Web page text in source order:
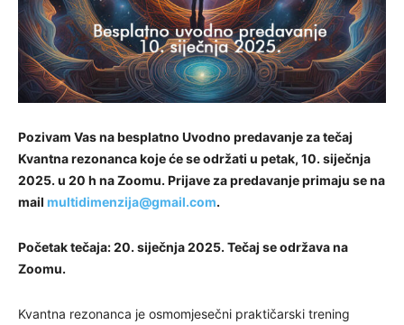
Pozivam Vas na besplatno Uvodno predavanje za tečaj
Kvantna rezonanca koje će se održati u petak, 10. siječnja
2025. u 20 h na Zoomu. Prijave za predavanje primaju se na
mail multidimenzija@gmail.com.
Početak tečaja: 20. siječnja 2025. Tečaj se održava na
Zoomu.
Kvantna rezonanca je osmomjesečni praktičarski trening